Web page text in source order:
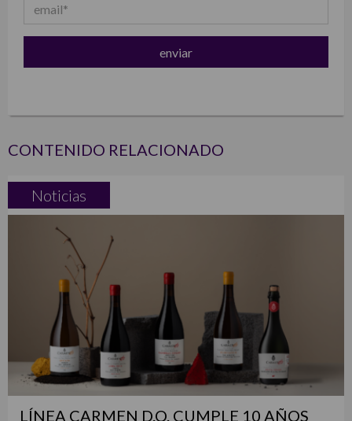
CONTENIDO RELACIONADO
Noticias
LÍNEA CARMEN D.O. CUMPLE 10 AÑOS